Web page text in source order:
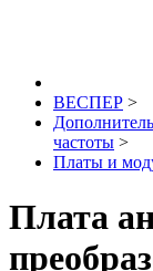
ВЕСПЕР >
частоты >
Платы и
Плата